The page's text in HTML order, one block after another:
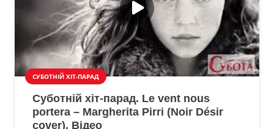
СУБОТНІЙ ХІТ-ПАРАД
Суботній хіт-парад. Le vent nous
portera – Margherita Pirri (Noir Désir
cover). Відео